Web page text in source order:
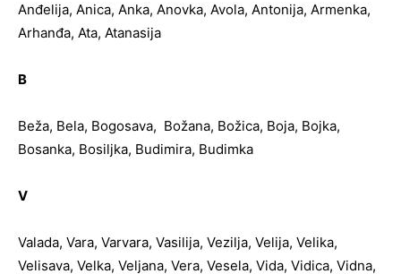
Anđelija, Anica, Anka, Anovka, Avola, Antonija, Armenka,
Arhanđa, Ata, Atanasija
B
Beža, Bela, Bogosava, Božana, Božica, Boja, Bojka,
Bosanka, Bosiljka, Budimira, Budimka
V
Valada, Vara, Varvara, Vasilija, Vezilja, Velija, Velika,
Velisava, Velka, Veljana, Vera, Vesela, Vida, Vidica, Vidna,